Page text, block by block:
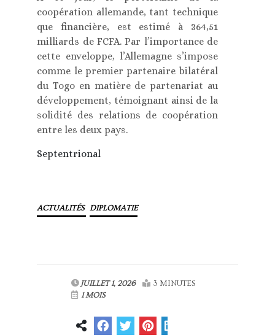
coopération allemande, tant technique
que financière, est estimé à 364,51
milliards de FCFA. Par l’importance de
cette enveloppe, l’Allemagne s’impose
comme le premier partenaire bilatéral
du Togo en matière de partenariat au
développement, témoignant ainsi de la
solidité des relations de coopération
entre les deux pays.
Septentrional
ACTUALITÉS DIPLOMATIE
JUILLET 1, 2026
3 MINUTES
1 MOIS